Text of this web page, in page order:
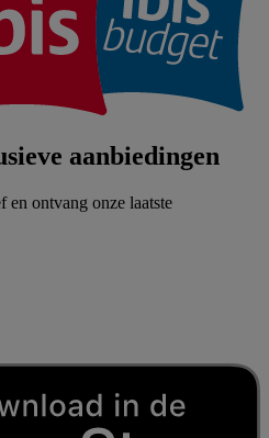
aanbiedingen
en ontvang onze laatste